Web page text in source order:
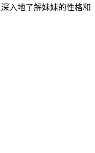
入地了解妹妹的性格和